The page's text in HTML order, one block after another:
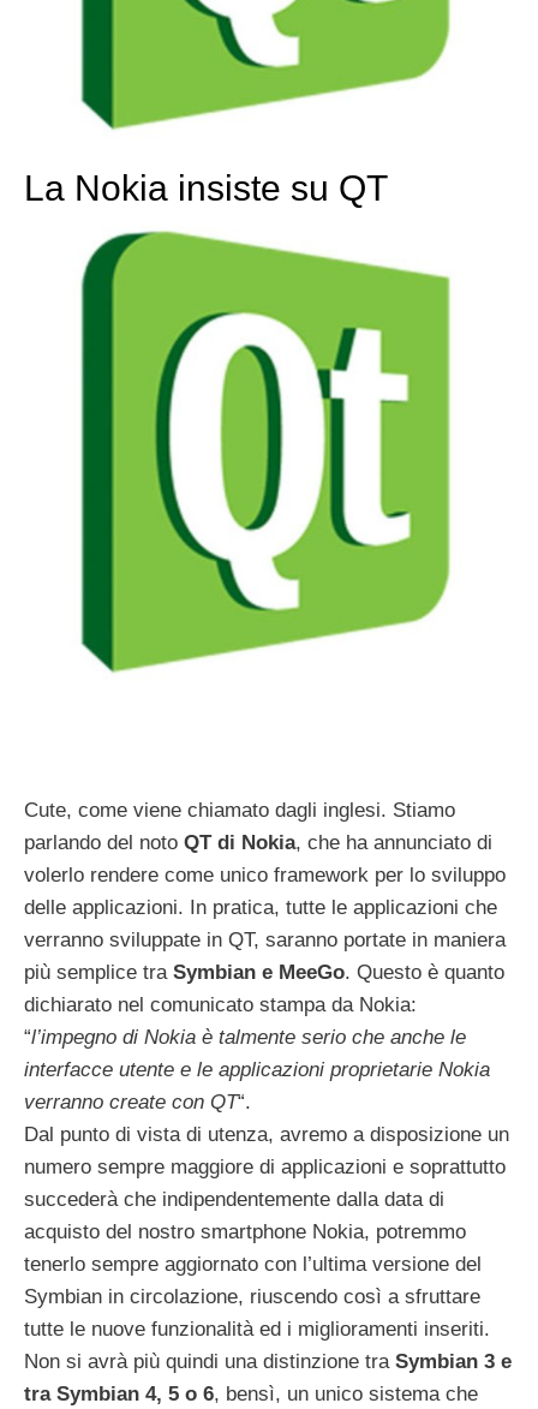
La Nokia insiste su QT
Cute, come viene chiamato dagli inglesi. Stiamo
parlando del noto QT di Nokia, che ha annunciato di
volerlo rendere come unico framework per lo sviluppo
delle applicazioni. In pratica, tutte le applicazioni che
verranno sviluppate in QT, saranno portate in maniera
più semplice tra Symbian e MeeGo. Questo è quanto
dichiarato nel comunicato stampa da Nokia:
“l’impegno di Nokia è talmente serio che anche le
interfacce utente e le applicazioni proprietarie Nokia
verranno create con QT“.
Dal punto di vista di utenza, avremo a disposizione un
numero sempre maggiore di applicazioni e soprattutto
succederà che indipendentemente dalla data di
acquisto del nostro smartphone Nokia, potremmo
tenerlo sempre aggiornato con l’ultima versione del
Symbian in circolazione, riuscendo così a sfruttare
tutte le nuove funzionalità ed i miglioramenti inseriti.
Non si avrà più quindi una distinzione tra Symbian 3 e
tra Symbian 4, 5 o 6, bensì, un unico sistema che